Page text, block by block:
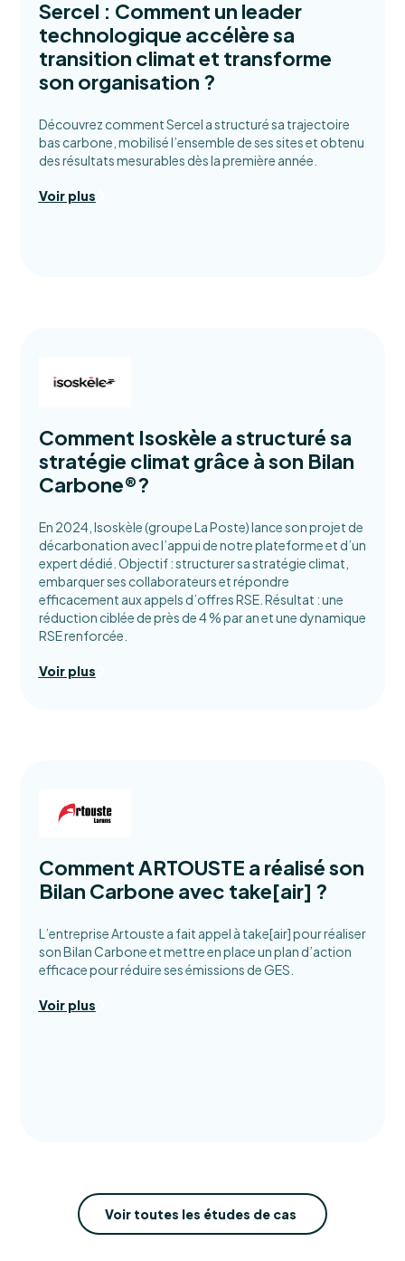
Sercel : Comment un leader
technologique accélère sa
transition climat et transforme
son organisation ?
Découvrez comment Sercel a structuré sa trajectoire
bas carbone, mobilisé l’ensemble de ses sites et obtenu
des résultats mesurables dès la première année.
Voir plus
Comment Isoskèle a structuré sa
stratégie climat grâce à son Bilan
Carbone®?
En 2024, Isoskèle (groupe La Poste) lance son projet de
décarbonation avec l’appui de notre plateforme et d’un
expert dédié. Objectif : structurer sa stratégie climat,
embarquer ses collaborateurs et répondre
efficacement aux appels d’offres RSE. Résultat : une
réduction ciblée de près de 4 % par an et une dynamique
RSE renforcée.
Voir plus
Comment ARTOUSTE a réalisé son
Bilan Carbone avec take[air] ?
L’entreprise Artouste a fait appel à take[air] pour réaliser
son Bilan Carbone et mettre en place un plan d’action
efficace pour réduire ses émissions de GES.
Voir plus
Voir toutes les études de cas